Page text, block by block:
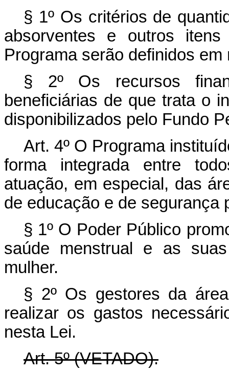
§ 1º Os critérios de
absorventes e outros
Programa serão definidos em
§ 2º Os recursos
beneficiárias de que trata o
disponibilizados pelo Fundo
Art. 4º O Programa
forma integrada entre
atuação, em especial, das
de educação e de segurança
§ 1º O Poder Público
saúde menstrual e as
mulher.
§ 2º Os gestores da
realizar os gastos
nesta Lei.
Art. 5º (VETADO).